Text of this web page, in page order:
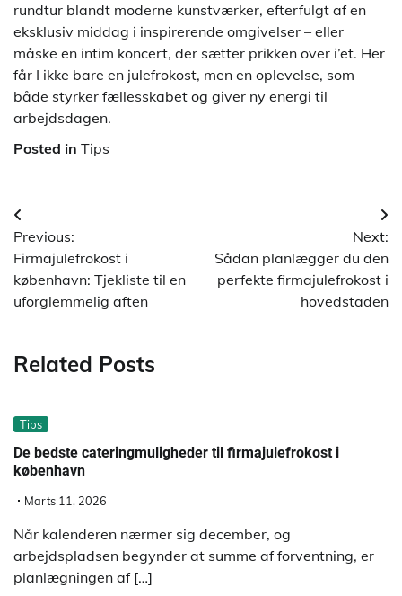
rundtur blandt moderne kunstværker, efterfulgt af en
eksklusiv middag i inspirerende omgivelser – eller
måske en intim koncert, der sætter prikken over i’et. Her
får I ikke bare en julefrokost, men en oplevelse, som
både styrker fællesskabet og giver ny energi til
arbejdsdagen.
Posted in Tips
Indlægsnavigation
Previous:
Firmajulefrokost i
københavn: Tjekliste til en
uforglemmelig aften
Next:
Sådan planlægger du den
perfekte firmajulefrokost i
hovedstaden
Related Posts
Tips
De bedste cateringmuligheder til firmajulefrokost i
københavn
Marts 11, 2026
Når kalenderen nærmer sig december, og
arbejdspladsen begynder at summe af forventning, er
planlægningen af […]